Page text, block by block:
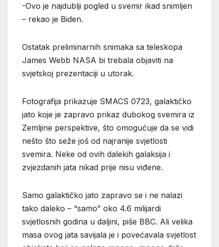
-Ovo je najdublji pogled u svemir ikad snimljen
– rekao je Biden.
Ostatak preliminarnih snimaka sa teleskopa
James Webb NASA bi trebala objaviti na
svjetskoj prezentaciji u utorak.
Fotografija prikazuje SMACS 0723, galaktičko
jato koje je zapravo prikaz dubokog svemira iz
Zemljine perspektive, što omogućuje da se vidi
nešto što seže još od najranije svjetlosti
svemira. Neke od ovih dalekih galaksija i
zvjezdanih jata nikad prije nisu viđene.
Samo galaktičko jato zapravo se i ne nalazi
tako daleko – “samo” oko 4.6 milijardi
svjetlosnih godina u daljini, piše BBC. Ali velika
masa ovog jata savijala je i povećavala svjetlost